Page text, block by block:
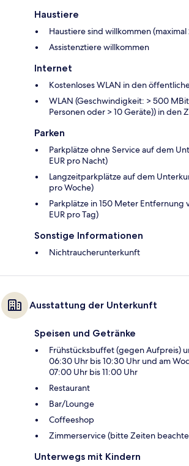
Haustiere
Haustiere sind willkommen
Assistenztiere willkommen
Internet
Kostenloses WLAN in den
WLAN (Geschwindigkeit: > 500
Personen oder > 10 Geräte)) in den
Parken
Parkplätze ohne Service auf dem
EUR pro Nacht)
Langzeitparkplätze auf dem
pro Woche)
Parkplätze in 150 Meter
EUR pro Tag)
Sonstige Informationen
Nichtraucherunterkunft
Ausstattung der Unterkunft
Speisen und Getränke
Frühstücksbuffet (gegen Aufpreis)
06:30 Uhr bis 10:30 Uhr und am
07:00 Uhr bis 11:00 Uhr
Restaurant
Bar/Lounge
Coffeeshop
Zimmerservice (bitte Zeiten
Unterwegs mit Kindern